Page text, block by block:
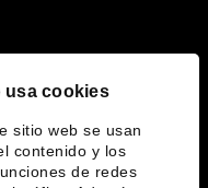
usa cookies
sitio web se usan
contenido y los
de redes